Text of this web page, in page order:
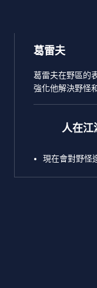
葛雷夫
葛雷夫在野區的
強化他解決野怪
人在江
現在會對野怪